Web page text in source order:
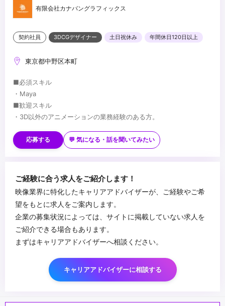
有限会社カナバングラフィックス
契約社員 3DCGデザイナー 土日祝休み 年間休日120日以上
東京都中野区本町
■必須スキル
・Maya
■歓迎スキル
・3D以外のアニメーションの業務経験のある方。
・モデリング、リギング、ライティング、ツール開発と言ったアニ
メーション以外の工程の知識がある方
...
応募する 💬 気になる・話を聞いてみたい
ご経験に合う求人をご紹介します！
映像業界に特化したキャリアアドバイザーが、ご経験やご希
望をもとに求人をご案内します。
企業の募集状況によっては、サイトに掲載していない求人を
ご紹介できる場合もあります。
まずはキャリアアドバイザーへ相談ください。
キャリアアドバイザーに相談する